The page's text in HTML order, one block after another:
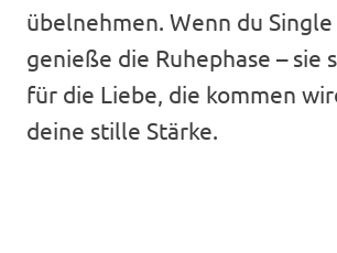
übelnehmen. Wenn du Single
genieße die Ruhephase – sie
für die Liebe, die kommen
deine stille Stärke.